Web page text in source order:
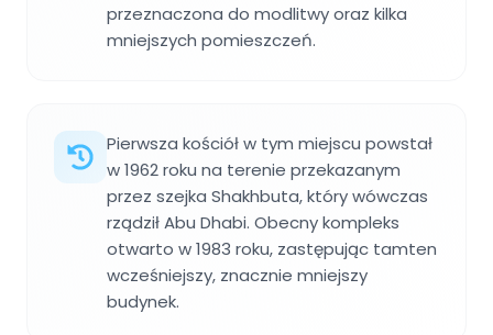
przeznaczona do modlitwy oraz kilka
mniejszych pomieszczeń.
Pierwsza kościół w tym miejscu powstał
w 1962 roku na terenie przekazanym
przez szejka Shakhbuta, który wówczas
rządził Abu Dhabi. Obecny kompleks
otwarto w 1983 roku, zastępując tamten
wcześniejszy, znacznie mniejszy
budynek.